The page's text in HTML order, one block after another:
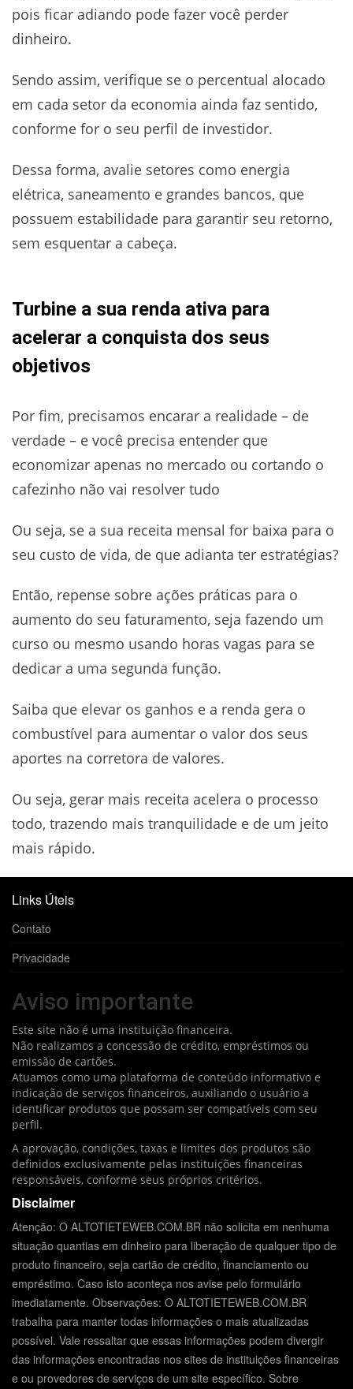
pois ficar adiando pode fazer você perder
dinheiro.
Sendo assim, verifique se o percentual alocado
em cada setor da economia ainda faz sentido,
conforme for o seu perfil de investidor.
Dessa forma, avalie setores como energia
elétrica, saneamento e grandes bancos, que
possuem estabilidade para garantir seu retorno,
sem esquentar a cabeça.
Turbine a sua renda ativa para
acelerar a conquista dos seus
objetivos
Por fim, precisamos encarar a realidade – de
verdade – e você precisa entender que
economizar apenas no mercado ou cortando o
cafezinho não vai resolver tudo
Ou seja, se a sua receita mensal for baixa para o
seu custo de vida, de que adianta ter estratégias?
Então, repense sobre ações práticas para o
aumento do seu faturamento, seja fazendo um
curso ou mesmo usando horas vagas para se
dedicar a uma segunda função.
Saiba que elevar os ganhos e a renda gera o
combustível para aumentar o valor dos seus
aportes na corretora de valores.
Ou seja, gerar mais receita acelera o processo
todo, trazendo mais tranquilidade e de um jeito
mais rápido.
Links Úteis
Contato
Privacidade
Aviso importante
Este site não é uma instituição financeira.
Não realizamos a concessão de crédito, empréstimos ou
emissão de cartões.
Atuamos como uma plataforma de conteúdo informativo e
indicação de serviços financeiros, auxiliando o usuário a
identificar produtos que possam ser compatíveis com seu
perfil.
A aprovação, condições, taxas e limites dos produtos são
definidos exclusivamente pelas instituições financeiras
responsáveis, conforme seus próprios critérios.
Disclaimer
Atenção: O ALTOTIETEWEB.COM.BR não solicita em nenhuma
situação quantias em dinheiro para liberação de qualquer tipo de
produto financeiro, seja cartão de crédito, financiamento ou
empréstimo. Caso isto aconteça nos avise pelo formulário
imediatamente. Observações: O ALTOTIETEWEB.COM.BR
trabalha para manter todas informações o mais atualizadas
possível. Vale ressaltar que essas informações podem divergir
das informações encontradas nos sites de instituições financeiras
e ou provedores de serviços de um site específico. Sobre